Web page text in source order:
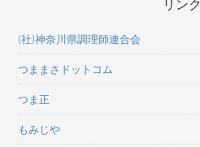
リンク
(社)神奈川県調理師連合会
つままさドットコム
つま正
もみじや